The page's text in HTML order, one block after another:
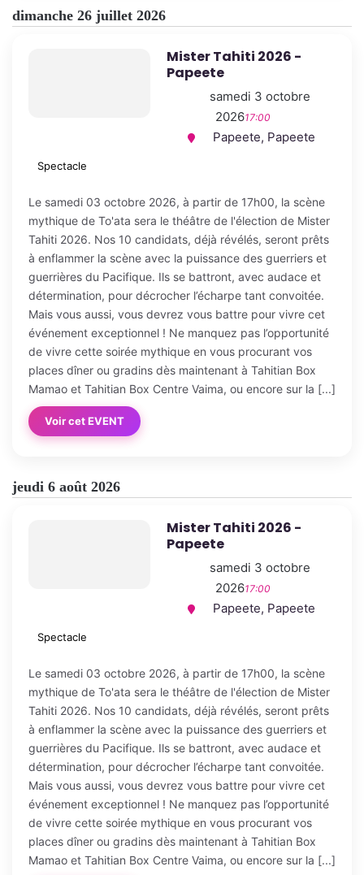
dimanche 26 juillet 2026
Mister Tahiti 2026 -
Papeete
samedi 3 octobre
202617:00
Papeete, Papeete
Spectacle
Le samedi 03 octobre 2026, à partir de 17h00, la scène
mythique de To'ata sera le théâtre de l'élection de Mister
Tahiti 2026. Nos 10 candidats, déjà révélés, seront prêts
à enflammer la scène avec la puissance des guerriers et
guerrières du Pacifique. Ils se battront, avec audace et
détermination, pour décrocher l’écharpe tant convoitée.
Mais vous aussi, vous devrez vous battre pour vivre cet
événement exceptionnel ! Ne manquez pas l’opportunité
de vivre cette soirée mythique en vous procurant vos
places dîner ou gradins dès maintenant à Tahitian Box
Mamao et Tahitian Box Centre Vaima, ou encore sur la [...]
Voir cet EVENT
jeudi 6 août 2026
Mister Tahiti 2026 -
Papeete
samedi 3 octobre
202617:00
Papeete, Papeete
Spectacle
Le samedi 03 octobre 2026, à partir de 17h00, la scène
mythique de To'ata sera le théâtre de l'élection de Mister
Tahiti 2026. Nos 10 candidats, déjà révélés, seront prêts
à enflammer la scène avec la puissance des guerriers et
guerrières du Pacifique. Ils se battront, avec audace et
détermination, pour décrocher l’écharpe tant convoitée.
Mais vous aussi, vous devrez vous battre pour vivre cet
événement exceptionnel ! Ne manquez pas l’opportunité
de vivre cette soirée mythique en vous procurant vos
places dîner ou gradins dès maintenant à Tahitian Box
Mamao et Tahitian Box Centre Vaima, ou encore sur la [...]